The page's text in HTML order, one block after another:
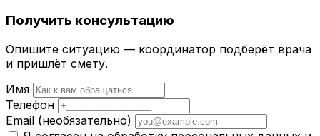
Получить консультацию
Опишите ситуацию — координатор подберёт врача
и пришлёт смету.
Имя
Телефон
Email (необязательно)